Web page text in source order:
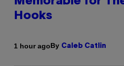
Hooks
1 hour agoBy Caleb Catlin